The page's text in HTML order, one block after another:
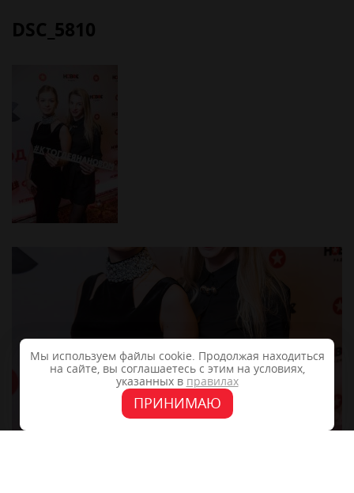
DSC_5810
Мы используем файлы cookie. Продолжая находиться
на сайте, вы соглашаетесь с этим на условиях,
указанных в правилах
ПРИНИМАЮ